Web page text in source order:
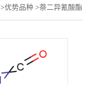
>优势品种 >萘二异氰酸酯